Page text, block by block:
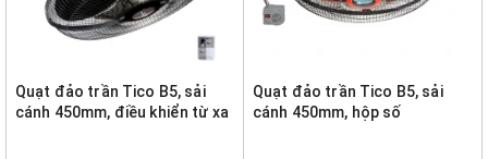
Quạt đảo trần Tico B5, sải
cánh 450mm, điều khiển từ xa
Quạt đảo trần Tico B5, sải
cánh 450mm, hộp số